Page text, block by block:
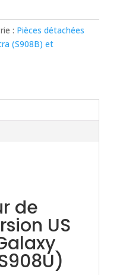
: Pièces détachées
(S908B) et
de
US